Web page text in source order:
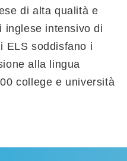
di alta qualità e
inglese intensivo di
ELS soddisfano i
alla lingua
college e università